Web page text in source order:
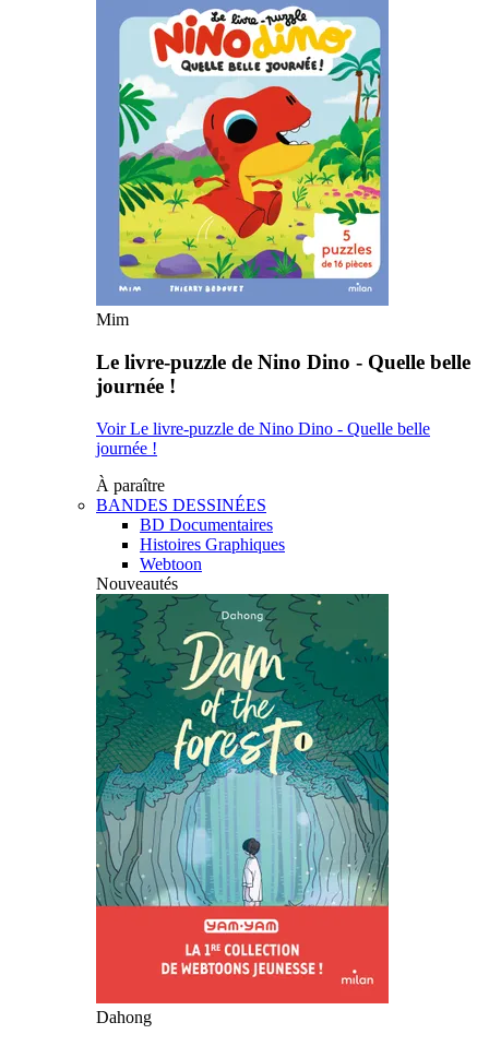
Mim
Le livre-puzzle de Nino Dino - Quelle belle
journée !
Voir Le livre-puzzle de Nino Dino - Quelle belle
journée !
À paraître
BANDES DESSINÉES
BD Documentaires
Histoires Graphiques
Webtoon
Nouveautés
Dahong